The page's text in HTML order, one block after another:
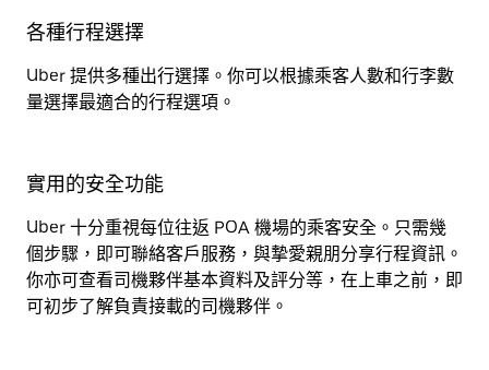
各種行程選擇
Uber 提供多種出行選擇。你可以根據乘客人數和行李數
量選擇最適合的行程選項。
實用的安全功能
Uber 十分重視每位往返 POA 機場的乘客安全。只需幾
個步驟，即可聯絡客戶服務，與摯愛親朋分享行程資訊。
你亦可查看司機夥伴基本資料及評分等，在上車之前，即
可初步了解負責接載的司機夥伴。